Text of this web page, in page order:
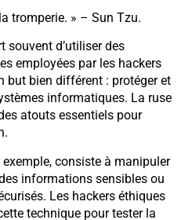
tromperie. » – Sun Tzu.
souvent d’utiliser des
employées par les hackers
but bien différent : protéger et
informatiques. La ruse
atouts essentiels pour
exemple, consiste à manipuler
informations sensibles ou
Les hackers éthiques
technique pour tester la